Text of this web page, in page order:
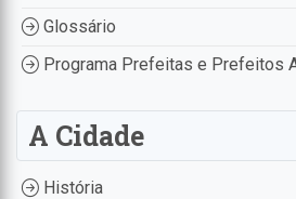
Glossário
Programa Prefeitas e Prefeitos
A Cidade
História